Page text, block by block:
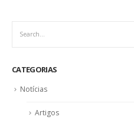
CATEGORIAS
Notícias
Artigos